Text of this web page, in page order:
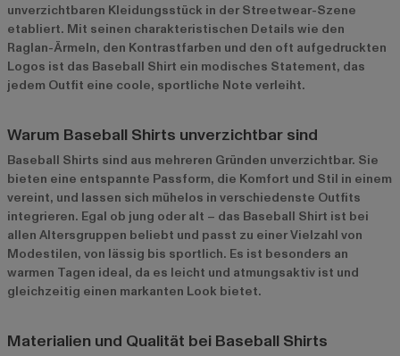
unverzichtbaren Kleidungsstück in der Streetwear-Szene
etabliert. Mit seinen charakteristischen Details wie den
Raglan-Ärmeln, den Kontrastfarben und den oft aufgedruckten
Logos ist das Baseball Shirt ein modisches Statement, das
jedem Outfit eine coole, sportliche Note verleiht.
Warum Baseball Shirts unverzichtbar sind
Baseball Shirts sind aus mehreren Gründen unverzichtbar. Sie
bieten eine entspannte Passform, die Komfort und Stil in einem
vereint, und lassen sich mühelos in verschiedenste Outfits
integrieren. Egal ob jung oder alt – das Baseball Shirt ist bei
allen Altersgruppen beliebt und passt zu einer Vielzahl von
Modestilen, von lässig bis sportlich. Es ist besonders an
warmen Tagen ideal, da es leicht und atmungsaktiv ist und
gleichzeitig einen markanten Look bietet.
Materialien und Qualität bei Baseball Shirts